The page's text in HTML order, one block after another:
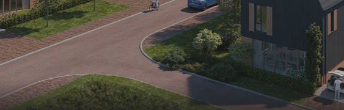
Leeswijzer
Veelgestelde vragen